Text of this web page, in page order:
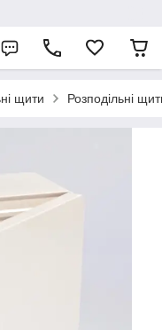
щити Розподільні